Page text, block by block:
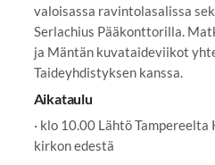
valoisassa ravintolasalissa
Serlachius Pääkonttorilla.
ja Mäntän kuvataideviikot
Taideyhdistyksen kanssa.
Aikataulu
· klo 10.00 Lähtö
kirkon edestä